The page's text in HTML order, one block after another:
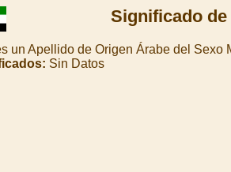
Significado de
un Apellido de Origen Árabe del Sexo
Sin Datos